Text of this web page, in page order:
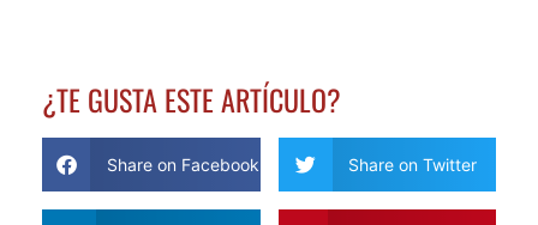
¿TE GUSTA ESTE ARTÍCULO?
Share on Facebook Share on Twitter